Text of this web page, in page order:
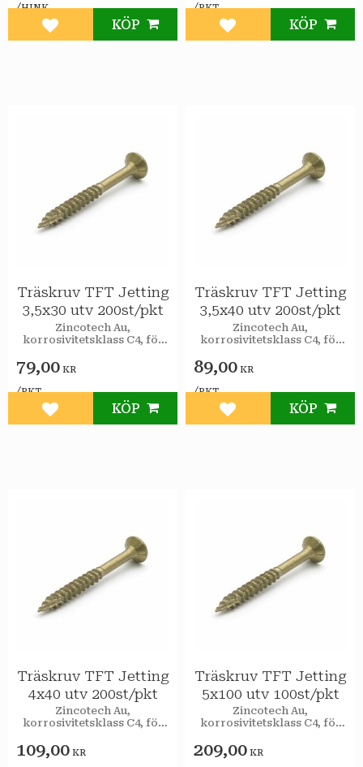
/HINK
Lägg till i favoriter
KÖP
/PKT
Lägg till i favoriter
KÖP
Träskruv TFT Jetting
3,5x30 utv 200st/pkt
Zincotech Au,
korrosivitetsklass C4, för
79,00 KR
/PKT
Lägg till i favoriter
KÖP
Träskruv TFT Jetting
3,5x40 utv 200st/pkt
Zincotech Au,
korrosivitetsklass C4, för
89,00 KR
/PKT
Lägg till i favoriter
KÖP
Träskruv TFT Jetting
4x40 utv 200st/pkt
Zincotech Au,
korrosivitetsklass C4, för
109,00 KR
Träskruv TFT Jetting
5x100 utv 100st/pkt
Zincotech Au,
korrosivitetsklass C4, för
209,00 KR